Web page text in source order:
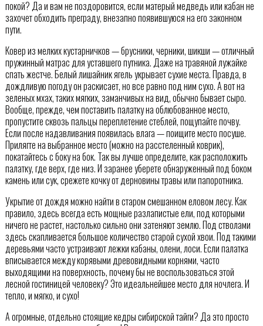
покой? Да и вам не поздоровится, если матерый медведь или кабан не
захочет обходить преграду, внезапно появившуюся на его законном
пути.
Ковер из мелких кустарничков — брусники, черники, шикши — отличный
пружинный матрас для уставшего путника. Даже на травяной лужайке
спать жестче. Белый лишайник ягель укрывает сухие места. Правда, в
дождливую погоду он раскисает, но все равно под ним сухо. А вот на
зеленых мхах, таких мягких, заманчивых на вид, обычно бывает сыро.
Вообще, прежде, чем поставить палатку на облюбованное место,
пропустите сквозь пальцы переплетение стеблей, пощупайте почву.
Если после надавливания появилась влага — поищите место посуше.
Прилягте на выбранное место (можно на расстеленный коврик),
покатайтесь с боку на бок. Так вы лучше определите, как расположить
палатку, где верх, где низ. И заранее уберете обнаруженный под боком
камень или сук, срежете кочку от дерновины травы или папоротника.
Укрытие от дождя можно найти в старом смешанном еловом лесу. Как
правило, здесь всегда есть мощные разлапистые ели, под которыми
ничего не растет, настолько сильно они затеняют землю. Под стволами
здесь скапливается большое количество старой сухой хвои. Под такими
деревьями часто устраивают лежки кабаны, олени, лоси. Если палатка
вписывается между корявыми древовидными корнями, часто
выходящими на поверхность, почему бы не воспользоваться этой
лесной гостиницей человеку? Это идеальнейшее место для ночлега. И
тепло, и мягко, и сухо!
А огромные, отдельно стоящие кедры сибирской тайги? Да это просто